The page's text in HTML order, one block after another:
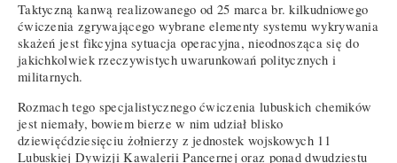
Taktyczną kanwą realizowanego od 25 marca br. kilkudniowego
ćwiczenia zgrywającego wybrane elementy systemu wykrywania
skażeń jest fikcyjna sytuacja operacyjna, nieodnosząca się do
jakichkolwiek rzeczywistych uwarunkowań politycznych i
militarnych.
Rozmach tego specjalistycznego ćwiczenia lubuskich chemików
jest niemały, bowiem bierze w nim udział blisko
dziewięćdziesięciu żołnierzy z jednostek wojskowych 11
Lubuskiej Dywizji Kawalerii Pancernej oraz ponad dwudziestu